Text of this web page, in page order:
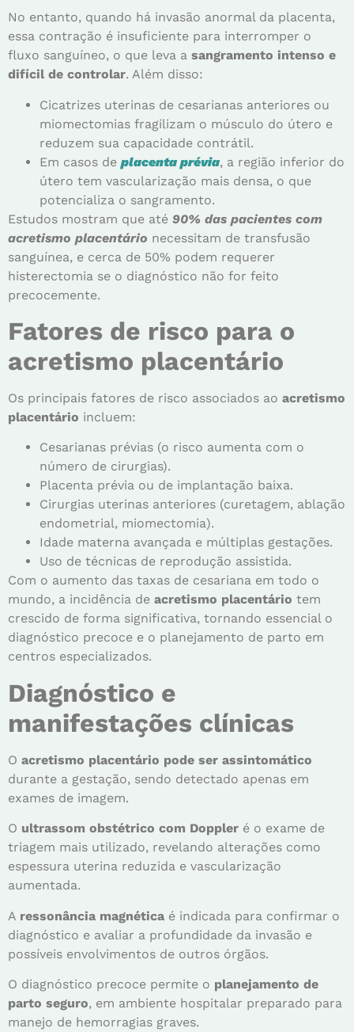
No entanto, quando há invasão anormal da placenta,
essa contração é insuficiente para interromper o
fluxo sanguíneo, o que leva a sangramento intenso e
difícil de controlar. Além disso:
Cicatrizes uterinas de cesarianas anteriores ou
miomectomias fragilizam o músculo do útero e
reduzem sua capacidade contrátil.
Em casos de placenta prévia, a região inferior do
útero tem vascularização mais densa, o que
potencializa o sangramento.
Estudos mostram que até 90% das pacientes com
acretismo placentário necessitam de transfusão
sanguínea, e cerca de 50% podem requerer
histerectomia se o diagnóstico não for feito
precocemente.
Fatores de risco para o
acretismo placentário
Os principais fatores de risco associados ao acretismo
placentário incluem:
Cesarianas prévias (o risco aumenta com o
número de cirurgias).
Placenta prévia ou de implantação baixa.
Cirurgias uterinas anteriores (curetagem, ablação
endometrial, miomectomia).
Idade materna avançada e múltiplas gestações.
Uso de técnicas de reprodução assistida.
Com o aumento das taxas de cesariana em todo o
mundo, a incidência de acretismo placentário tem
crescido de forma significativa, tornando essencial o
diagnóstico precoce e o planejamento de parto em
centros especializados.
Diagnóstico e
manifestações clínicas
O acretismo placentário pode ser assintomático
durante a gestação, sendo detectado apenas em
exames de imagem.
O ultrassom obstétrico com Doppler é o exame de
triagem mais utilizado, revelando alterações como
espessura uterina reduzida e vascularização
aumentada.
A ressonância magnética é indicada para confirmar o
diagnóstico e avaliar a profundidade da invasão e
possíveis envolvimentos de outros órgãos.
O diagnóstico precoce permite o planejamento de
parto seguro, em ambiente hospitalar preparado para
manejo de hemorragias graves.